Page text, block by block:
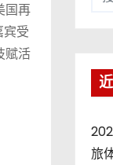
国再
宾受
赋活
旅